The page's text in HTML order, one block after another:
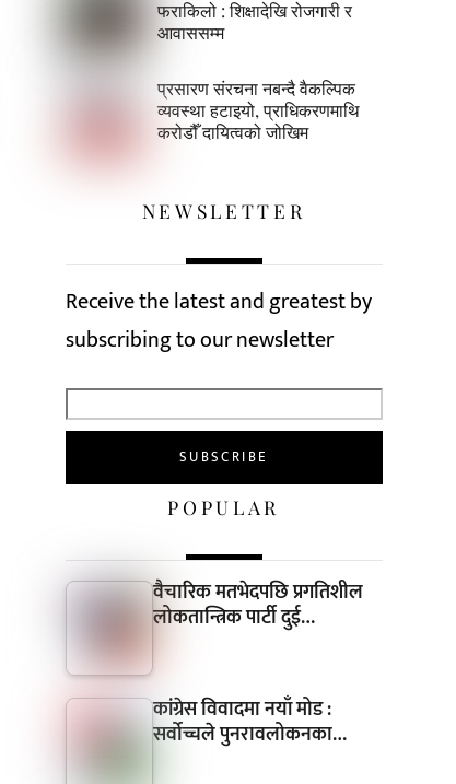
फराकिलो : शिक्षादेखि रोजगारी र
आवाससम्म
प्रसारण संरचना नबन्दै वैकल्पिक
व्यवस्था हटाइयो, प्राधिकरणमाथि
करोडौँ दायित्वको जोखिम
NEWSLETTER
Receive the latest and greatest by
subscribing to our newsletter
POPULAR
वैचारिक मतभेदपछि प्रगतिशील
लोकतान्त्रिक पार्टी दुई…
कांग्रेस विवादमा नयाँ मोड :
सर्वोच्चले पुनरावलोकनका…